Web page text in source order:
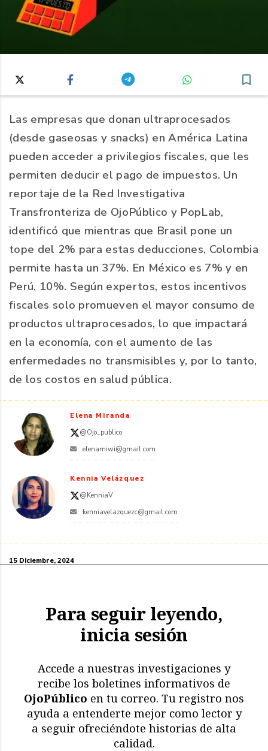
Las empresas que donan ultraprocesados
(desde gaseosas y snacks) en América Latina
pueden acceder a privilegios fiscales, que les
permiten deducir el pago de impuestos. Un
reportaje de la Red Investigativa
Transfronteriza de OjoPúblico y PopLab,
identificó que mientras que Brasil pone un
tope del 2% para estas deducciones, Colombia
permite hasta un 37%. En México es 7% y en
Perú, 10%. Según expertos, estos incentivos
fiscales solo promueven el mayor consumo de
productos ultraprocesados, lo que impactará
en la economía, con el aumento de las
enfermedades no transmisibles y, por lo tanto,
de los costos en salud pública.
Elena Miranda
@Ojo_publico
elenamiwi@gmail.com
Kennia Velázquez
@KenniaV
kenniavelazquezc@gmail.com
15 Diciembre, 2024
Para seguir leyendo,
inicia sesión
Accede a nuestras investigaciones y
recibe los boletines informativos de
OjoPúblico en tu correo. Tu registro nos
ayuda a entenderte mejor como lector y
a seguir ofreciéndote historias de alta
calidad.